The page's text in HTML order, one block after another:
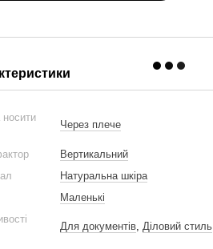
Через плече
Вертикальний
Натуральна шкіра
Маленькі
Для документів,Діловий стиль